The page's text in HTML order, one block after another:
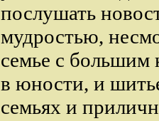
послушать
мудростью,
семье с большим
в юности, и
семьях и